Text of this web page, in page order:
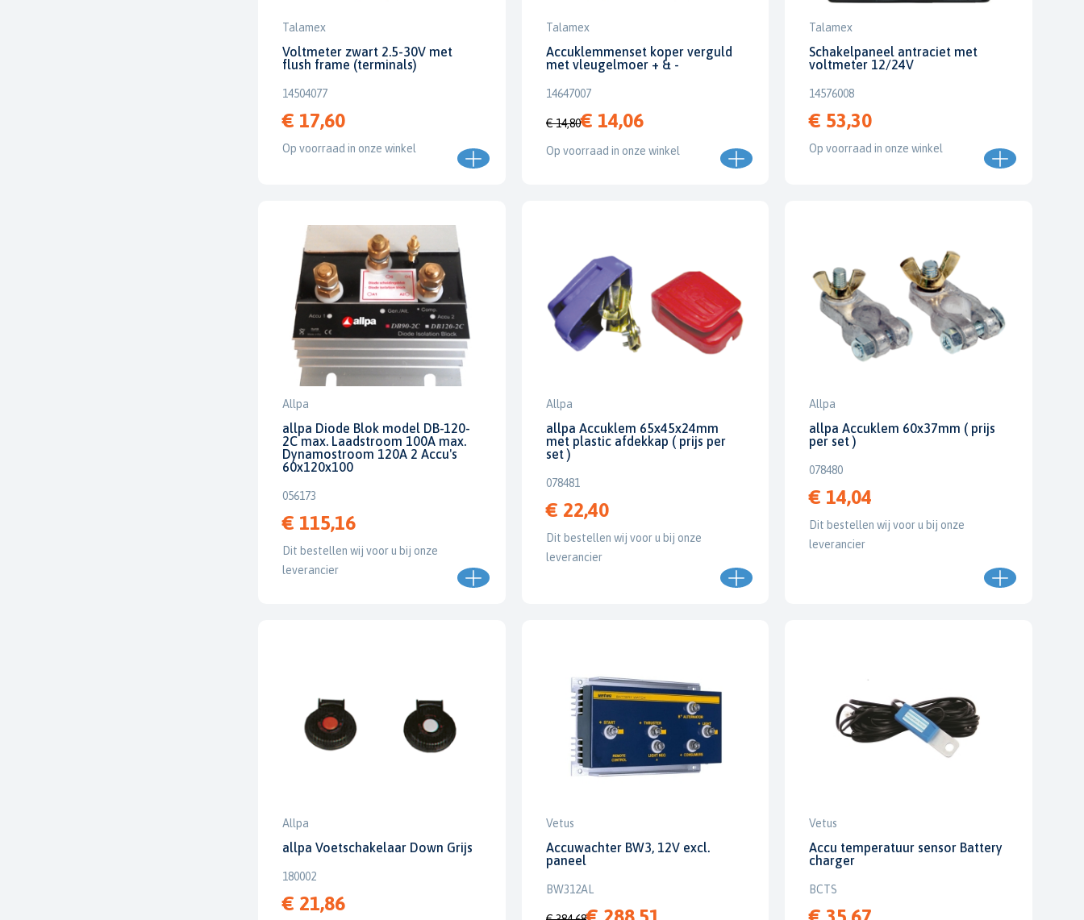
Talamex
Voltmeter zwart 2.5-30V met
flush frame (terminals)
14504077
€ 17,60
Op voorraad in onze winkel
Talamex
Accuklemmenset koper verguld
met vleugelmoer + & -
14647007
€ 14,80€ 14,06
Op voorraad in onze winkel
Talamex
Schakelpaneel antraciet met
voltmeter 12/24V
14576008
€ 53,30
Op voorraad in onze winkel
Allpa
allpa Diode Blok model DB-120-
2C max. Laadstroom 100A max.
Dynamostroom 120A 2 Accu's
60x120x100
056173
€ 115,16
Dit bestellen wij voor u bij onze
leverancier
Allpa
allpa Accuklem 65x45x24mm
met plastic afdekkap ( prijs per
set )
078481
€ 22,40
Dit bestellen wij voor u bij onze
leverancier
Allpa
allpa Accuklem 60x37mm ( prijs
per set )
078480
€ 14,04
Dit bestellen wij voor u bij onze
leverancier
Allpa
allpa Voetschakelaar Down Grijs
180002
€ 21,86
Vetus
Accuwachter BW3, 12V excl.
paneel
BW312AL
Vetus
Accu temperatuur sensor Battery
charger
BCTS